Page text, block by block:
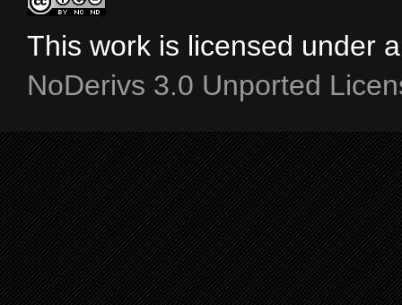
This work is licensed under
NoDerivs 3.0 Unported